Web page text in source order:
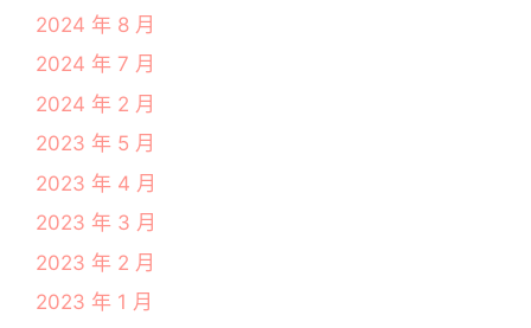
2024 年 8 月
2024 年 7 月
2024 年 2 月
2023 年 5 月
2023 年 4 月
2023 年 3 月
2023 年 2 月
2023 年 1 月